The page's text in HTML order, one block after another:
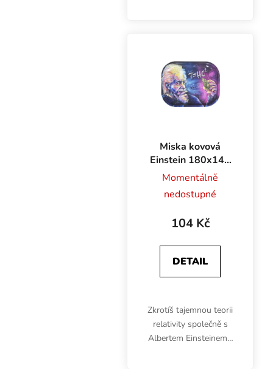
zipu "Dual Lock".
Oboustranně...
Miska kovová
Einstein 180x140
mm
Momentálně
nedostupné
104 Kč
DETAIL
Zkrotíš tajemnou teorii
relativity společně s
Albertem Einsteinem?!